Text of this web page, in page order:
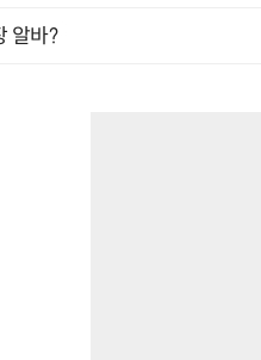
알바?